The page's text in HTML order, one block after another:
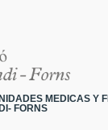
MEDICAS Y
FORNS